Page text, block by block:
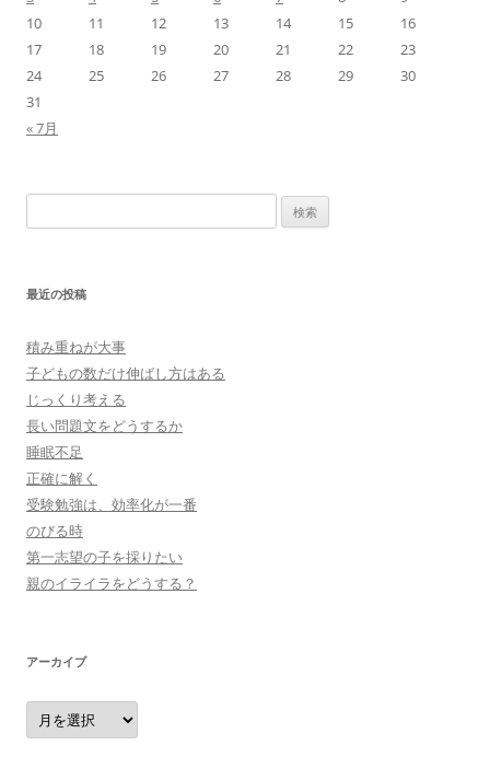
10
11 12 13 14 15
16
17
18 19 20 21 22
23
24
25 26 27 28 29
30
31
« 7月
索:
最近の投稿
積み重ねが大事
子どもの数だけ伸ばし方はある
じっくり考える
長い問題文をどうするか
睡眠不足
正確に解く
受験勉強は、効率化が一番
のびる時
第一志望の子を採りたい
親のイライラをどうする？
アーカイブ
ア
ー
カ